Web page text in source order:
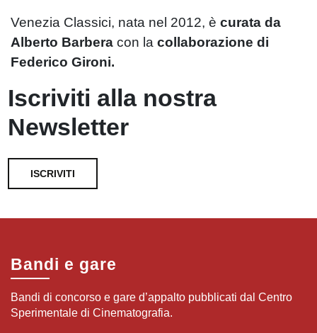
Venezia Classici, nata nel 2012, è curata da
Alberto Barbera con la collaborazione di
Federico Gironi.
Iscriviti alla nostra
Newsletter
ISCRIVITI
Bandi e gare
Bandi di concorso e gare d’appalto pubblicati dal Centro
Sperimentale di Cinematografia.